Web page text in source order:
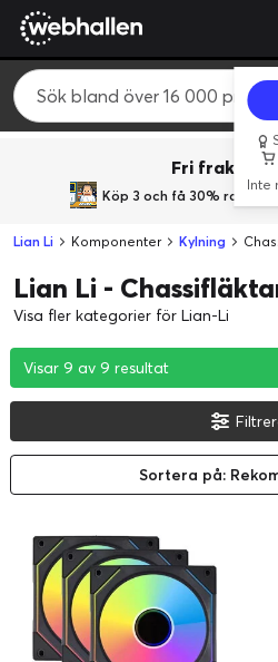
Inte
Fri frakt
Köp 3 och få 30% rabatt
Lian Li Komponenter Kylning
Lian Li -
Visa fler kategorier för Lian-Li
Visar 9 av 9 resultat
Visar 9 av 9 resultat
Visar 9 av 9 resultat
Sortera på: